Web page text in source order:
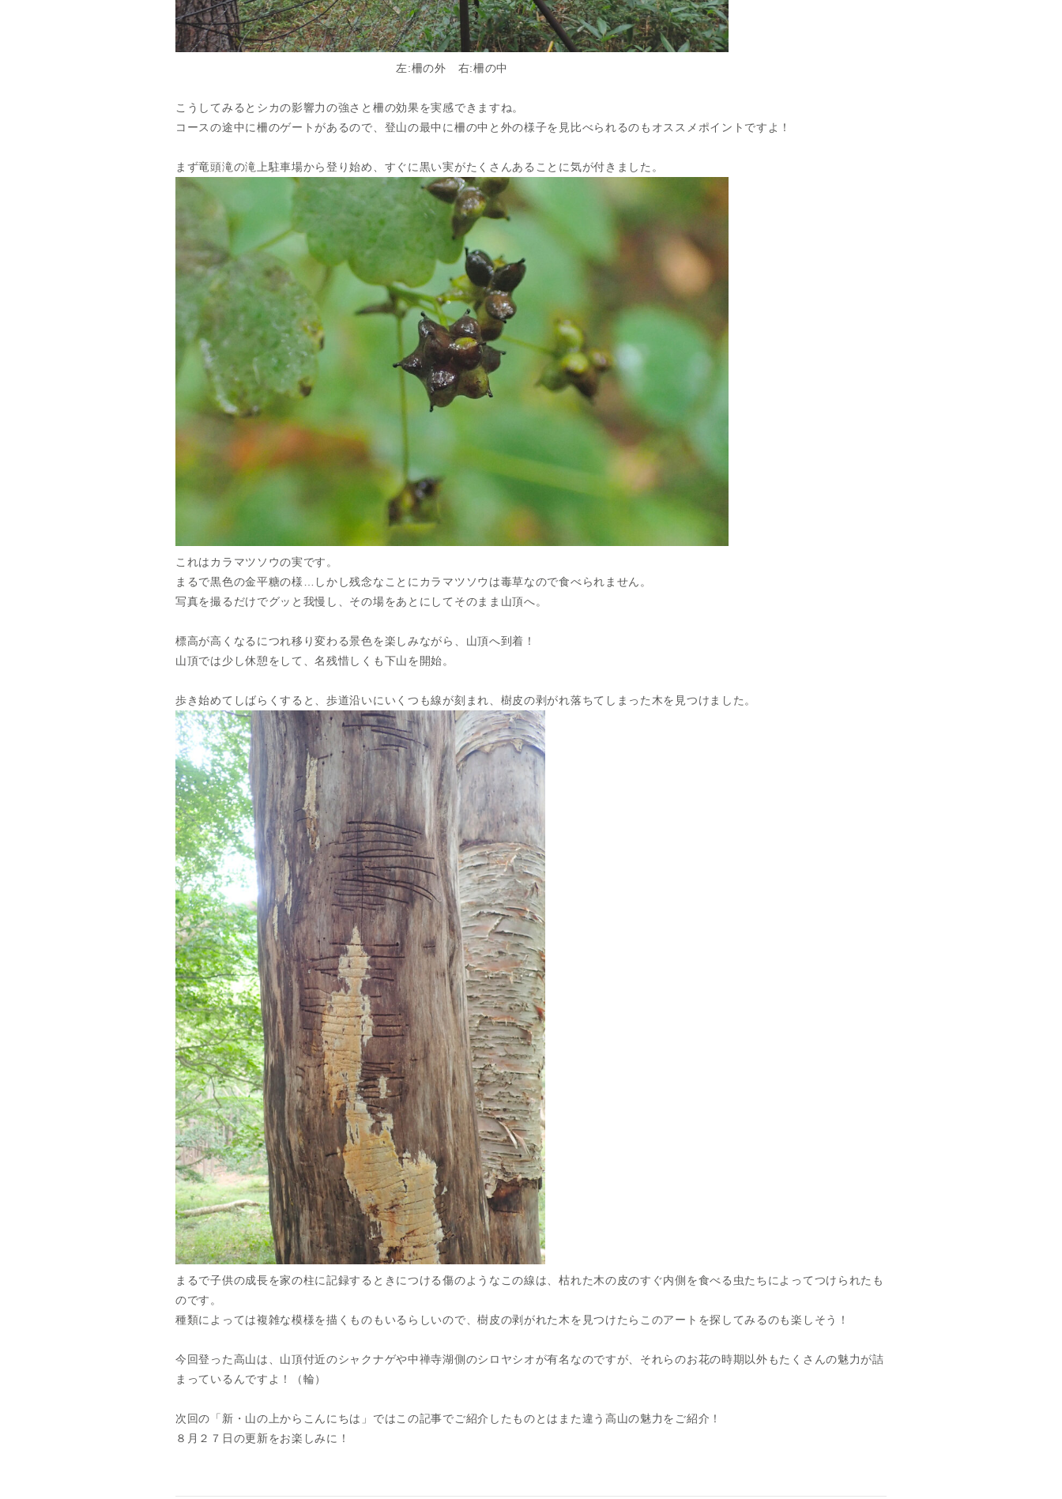
左:柵の外 右:柵の中
こうしてみるとシカの影響力の強さと柵の効果を実感できますね。
コースの途中に柵のゲートがあるので、登山の最中に柵の中と外の様子を見比べられるのもオススメポイントですよ！
まず竜頭滝の滝上駐車場から登り始め、すぐに黒い実がたくさんあることに気が付きました。
これはカラマツソウの実です。
まるで黒色の金平糖の様…しかし残念なことにカラマツソウは毒草なので食べられません。
写真を撮るだけでグッと我慢し、その場をあとにしてそのまま山頂へ。
標高が高くなるにつれ移り変わる景色を楽しみながら、山頂へ到着！
山頂では少し休憩をして、名残惜しくも下山を開始。
歩き始めてしばらくすると、歩道沿いにいくつも線が刻まれ、樹皮の剥がれ落ちてしまった木を見つけました。
まるで子供の成長を家の柱に記録するときにつける傷のようなこの線は、枯れた木の皮のすぐ内側を食べる虫たちによってつけられたも
のです。
種類によっては複雑な模様を描くものもいるらしいので、樹皮の剥がれた木を見つけたらこのアートを探してみるのも楽しそう！
今回登った高山は、山頂付近のシャクナゲや中禅寺湖側のシロヤシオが有名なのですが、それらのお花の時期以外もたくさんの魅力が詰
まっているんですよ！（輪）
次回の「新・山の上からこんにちは」ではこの記事でご紹介したものとはまた違う高山の魅力をご紹介！
８月２７日の更新をお楽しみに！